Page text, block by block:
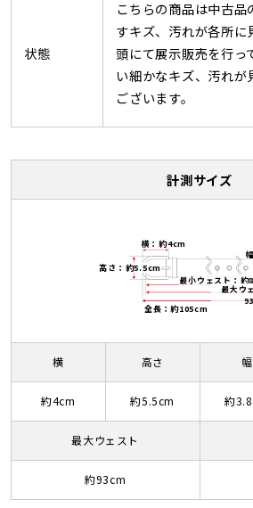
状態
こちらの商品は中古品
すキズ、汚れが各所に
頭にて展示販売を行っ
い細かなキズ、汚れが
ございます。
計測サイズ
横：約4cm
高さ：約5.5cm
最小ウェスト：約
最大ウ
全長：約105cm
横
約4cm
高さ
約5.5cm
幅
約
最大ウェスト
約93cm